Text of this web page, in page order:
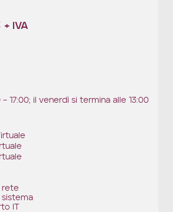
+ IVA
– 17:00; il venerdì si termina alle 13:00
rete
IT